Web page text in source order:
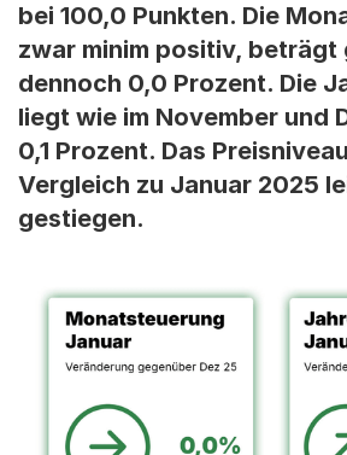
bei 100,0 Punkten. Die
zwar minim positiv, beträgt
dennoch 0,0 Prozent. Die
liegt wie im November und
0,1 Prozent. Das
Vergleich zu Januar 2025
gestiegen.